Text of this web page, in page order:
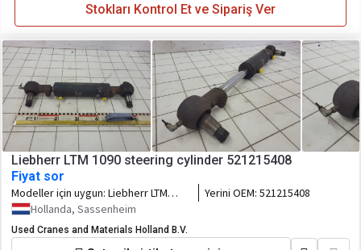
Stokları Kontrol Et ve Sipariş Ver
Liebherr LTM 1090 steering cylinder 521215408
Fiyat sor
Modeller için uygun: Liebherr LTM
1090
Yerini OEM: 521215408
Hollanda, Sassenheim
Used Cranes and Materials Holland B.V.